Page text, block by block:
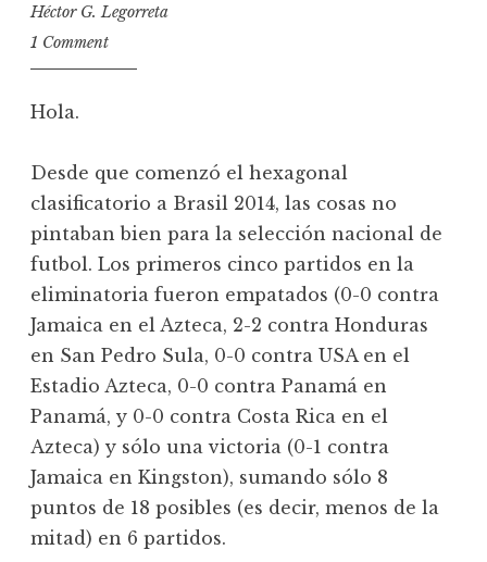
Héctor G. Legorreta
1 Comment
Hola.
Desde que comenzó el hexagonal
clasificatorio a Brasil 2014, las cosas no
pintaban bien para la selección nacional de
futbol. Los primeros cinco partidos en la
eliminatoria fueron empatados (0-0 contra
Jamaica en el Azteca, 2-2 contra Honduras
en San Pedro Sula, 0-0 contra USA en el
Estadio Azteca, 0-0 contra Panamá en
Panamá, y 0-0 contra Costa Rica en el
Azteca) y sólo una victoria (0-1 contra
Jamaica en Kingston), sumando sólo 8
puntos de 18 posibles (es decir, menos de la
mitad) en 6 partidos.